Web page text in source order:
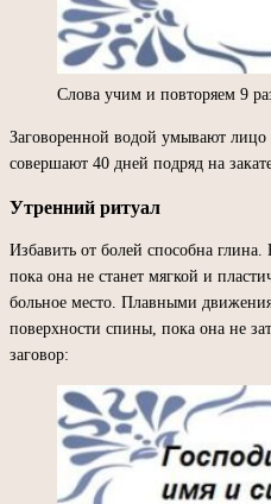
Слова учим и повторяем 9
Заговоренной водой умывают
совершают 40 дней подряд на
Утренний ритуал
Избавить от болей способна
пока она не станет мягкой и
больное место. Плавными
поверхности спины, пока она не
заговор: